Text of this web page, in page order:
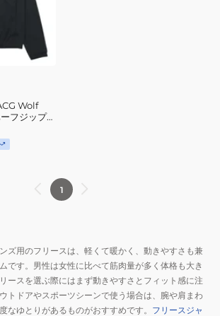
Wolf
フジップ
010
1
ズ用のフリースは、軽くて暖かく、動きやすさも兼
です。男性は女性に比べて筋肉量が多く体格も大き
ースを選ぶ際にはまず動きやすさとフィット感に注
トドアやスポーツシーンで使う場合は、腕や肩まわ
なゆとりがあるものがおすすめです。 フリースジャ